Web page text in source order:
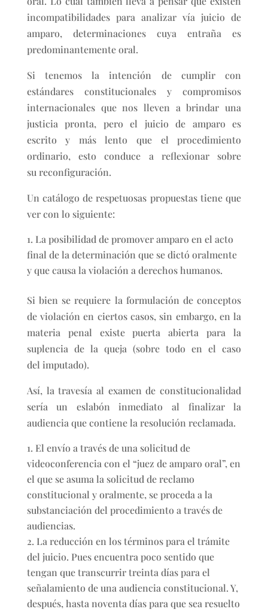
incompatibilidades para analizar vía juicio de
amparo, determinaciones cuya entraña es
predominantemente oral.
Si tenemos la intención de cumplir con
estándares constitucionales y compromisos
internacionales que nos lleven a brindar una
justicia pronta, pero el juicio de amparo es
escrito y más lento que el procedimiento
ordinario, esto conduce a reflexionar sobre
su reconfiguración.
Un catálogo de respetuosas propuestas tiene que
ver con lo siguiente:
La posibilidad de promover amparo en el acto
final de la determinación que se dictó oralmente
y que causa la violación a derechos humanos.
Si bien se requiere la formulación de conceptos
de violación en ciertos casos, sin embargo, en la
materia penal existe puerta abierta para la
suplencia de la queja (sobre todo en el caso
del imputado).
Así, la travesía al examen de constitucionalidad
sería un eslabón inmediato al finalizar la
audiencia que contiene la resolución reclamada.
El envío a través de una solicitud de
videoconferencia con el “juez de amparo oral”, en
el que se asuma la solicitud de reclamo
constitucional y oralmente, se proceda a la
substanciación del procedimiento a través de
audiencias.
La reducción en los términos para el trámite
del juicio. Pues encuentra poco sentido que
tengan que transcurrir treinta días para el
señalamiento de una audiencia constitucional. Y,
después, hasta noventa días para que sea resuelto